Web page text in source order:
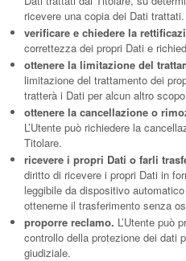
ricevere una copia dei Dati trattati.
verificare e chiedere la
correttezza dei propri Dati e
ottenere la limitazione del
limitazione del trattamento dei
tratterà i Dati per alcun altro
ottenere la cancellazione o
L’Utente può richiedere la
Titolare.
ricevere i propri Dati o farli
diritto di ricevere i propri Dati in
leggibile da dispositivo
ottenerne il trasferimento senza
proporre reclamo. L’Utente può
controllo della protezione dei dati
giudiziale.